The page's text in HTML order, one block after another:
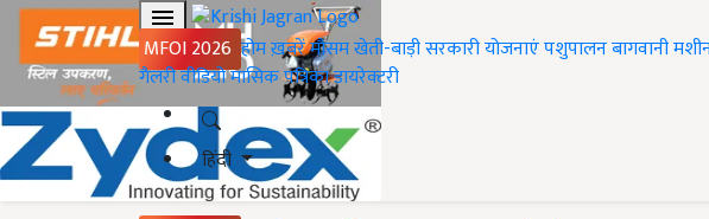
MFOI 2026 होमख़बरेंमौसमखेती-बाड़ीसरकारी योजनाएंपशुपालनबागवानी
गैलरीवीडियोमासिक पत्रिकाडायरेक्टरी
हिंदी